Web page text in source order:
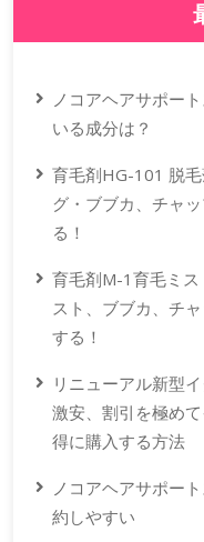
ノコアヘアサポー
いる成分は？
育毛剤HG-101 脱
グ・ブブカ、チャ
る！
育毛剤M-1育毛ミス
スト、ブブカ、チ
する！
リニューアル新型
激安、割引を極め
得に購入する方法
ノコアヘアサポー
約しやすい